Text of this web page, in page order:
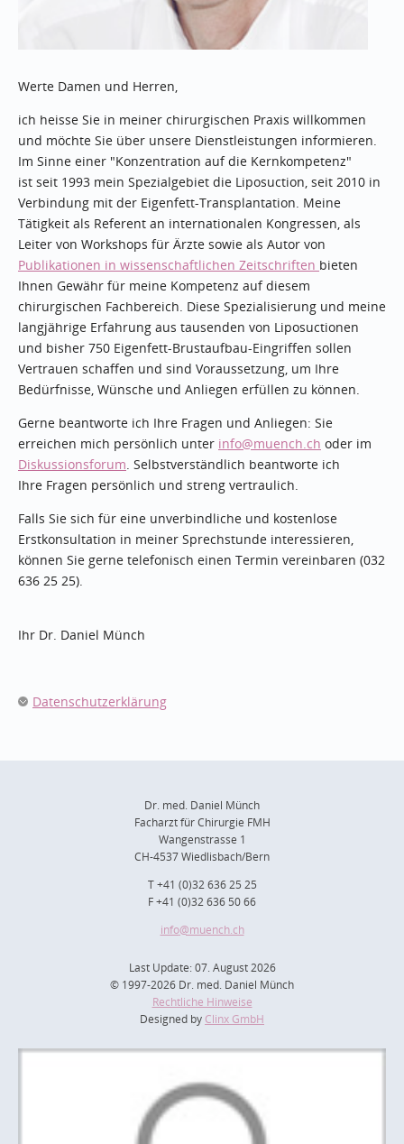
Werte Damen und Herren,
ich heisse Sie in meiner chirurgischen Praxis willkommen
und möchte Sie über unsere Dienstleistungen informieren.
Im Sinne einer "Konzentration auf die Kernkompetenz"
ist seit 1993 mein Spezialgebiet die Liposuction, seit 2010 in
Verbindung mit der Eigenfett-Transplantation. Meine
Tätigkeit als Referent an internationalen Kongressen, als
Leiter von Workshops für Ärzte sowie als Autor von
Publikationen in wissenschaftlichen Zeitschriften bieten
Ihnen Gewähr für meine Kompetenz auf diesem
chirurgischen Fachbereich. Diese Spezialisierung und meine
langjährige Erfahrung aus tausenden von Liposuctionen
und bisher 750 Eigenfett-Brustaufbau-Eingriffen sollen
Vertrauen schaffen und sind Voraussetzung, um Ihre
Bedürfnisse, Wünsche und Anliegen erfüllen zu können.
Gerne beantworte ich Ihre Fragen und Anliegen: Sie
erreichen mich persönlich unter info@muench.ch oder im
Diskussionsforum. Selbstverständlich beantworte ich
Ihre Fragen persönlich und streng vertraulich.
Falls Sie sich für eine unverbindliche und kostenlose
Erstkonsultation in meiner Sprechstunde interessieren,
können Sie gerne telefonisch einen Termin vereinbaren (032
636 25 25).
Ihr Dr. Daniel Münch
Datenschutzerklärung
Dr. med. Daniel Münch
Facharzt für Chirurgie FMH
Wangenstrasse 1
CH-4537 Wiedlisbach/Bern
T +41 (0)32 636 25 25
F +41 (0)32 636 50 66
info@muench.ch
Last Update: 07. August 2026
© 1997-2026 Dr. med. Daniel Münch
Rechtliche Hinweise
Designed by Clinx GmbH